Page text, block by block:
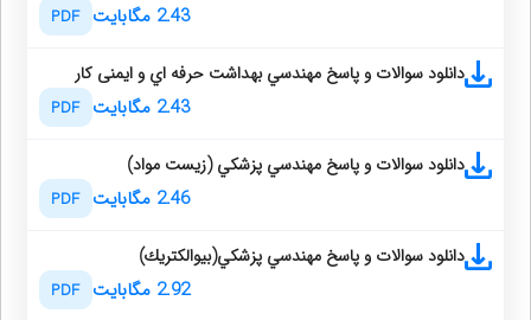
2.43 مگابایت PDF
دانلود سوالات و پاسخ مهندسي بهداشت حرفه اي و ایمنی کار
2.43 مگابایت PDF
دانلود سوالات و پاسخ مهندسي پزشكي (زيست مواد)
2.46 مگابایت PDF
دانلود سوالات و پاسخ مهندسي پزشكي(بيوالكتريك)
2.92 مگابایت PDF